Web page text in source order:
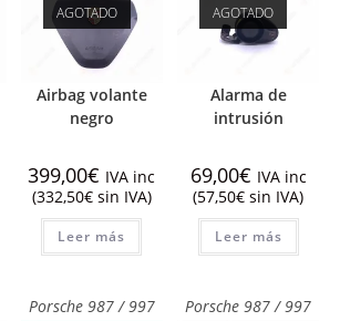
AGOTADO
Airbag volante
negro
399,00€ IVA inc
(332,50€sin IVA)
Leer más
AGOTADO
Alarma de
intrusión
69,00€ IVA inc
(57,50€ sin IVA)
Leer más
Porsche 987 / 997 Porsche 987 / 997